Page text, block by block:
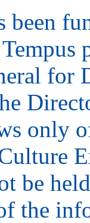
been
for
only
be
the